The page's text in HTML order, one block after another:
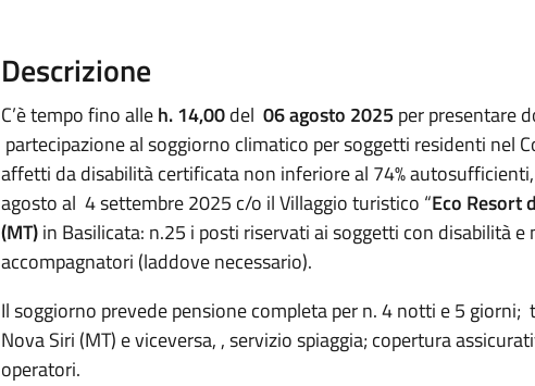
Descrizione
C’è tempo fino alleh. 14,00del 06 agosto 2025 per presentare
partecipazione al soggiorno climatico per soggetti residenti nel
affetti da disabilità certificata non inferiore al 74%
agosto al 4 settembre 2025 c/o il Villaggio turistico “Eco Resort
(MT)in Basilicata: n.25 i posti riservati ai soggetti con disabilità e
accompagnatori (laddove necessario).
Il soggiorno prevede pensione completa per n. 4 notti e 5
Nova Siri (MT) e viceversa, , servizio spiaggia; copertura
operatori.